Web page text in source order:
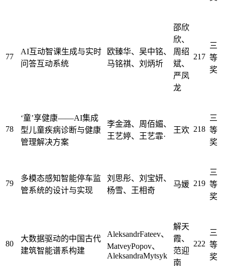
77
AI互动智课生成与实时
问答互动系统
欧臻华、吴中铭、
马铭祺、刘炳圻
邵欣
欣、
周绍
斌、
严凤
龙
217
三
等
奖
78
‘童’享健康——AI集成
型儿童疾病诊断与健康
管理解决方案
李金潞、周佰媚、
王艺婷、王艺霏·
王欢 218
三
等
奖
79
多模态感知智能停车监
管系统的设计与实现
刘思彤、刘宝妍、
杨雪、王相奇
马媛 219
三
等
奖
80
大数据驱动的中国古代
建筑智能谱系构建
AleksandrFateev、
MatveyPopov、
AleksandraMytsyk
解天
霞、
范迎
南
222
三
等
奖